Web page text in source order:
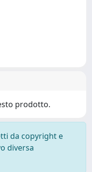
prodotto.
da copyright e
diversa